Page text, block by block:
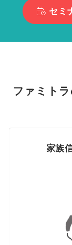
セミ
ファミト
家族